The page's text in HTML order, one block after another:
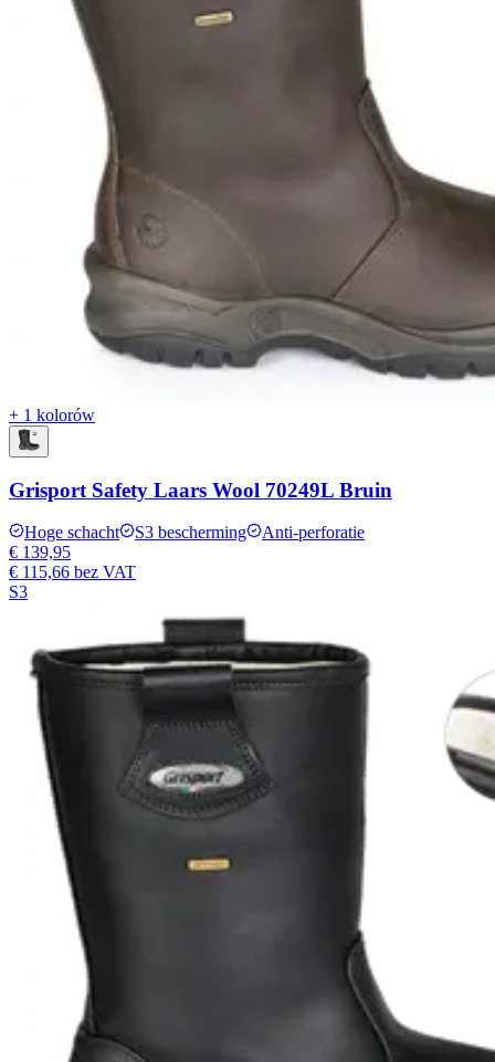
+ 1 kolorów
Grisport Safety Laars Wool 70249L Bruin
Hoge schacht S3 bescherming
Anti-perforatie
€ 139,95
€ 115,66 bez VAT
S3